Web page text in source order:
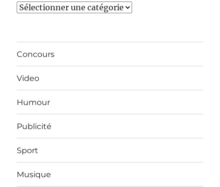
Catégories
Concours
Video
Humour
Publicité
Sport
Musique